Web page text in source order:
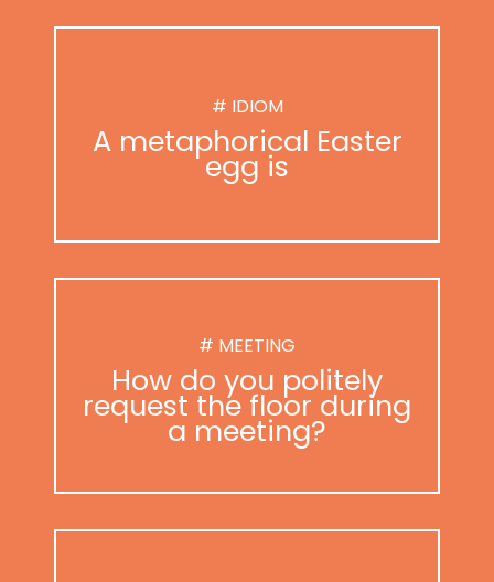
# IDIOM
A metaphorical Easter
egg is
# MEETING
How do you politely
request the floor during
a meeting?